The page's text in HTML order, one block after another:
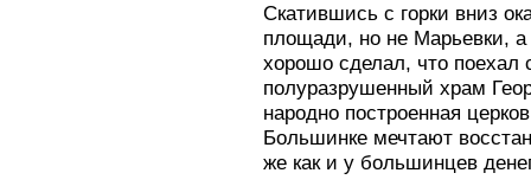
Скатившись с горки вниз
площади, но не Марьевки, а
хорошо сделал, что
полуразрушенный храм
народно построенная
Большинке мечтают
же как и у большинцев